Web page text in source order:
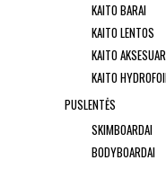
KAITO BARAI
KAITO LENTOS
KAITO
KAITO
PUSLENTĖS
SKIMBOARDAI
BODYBOARDAI